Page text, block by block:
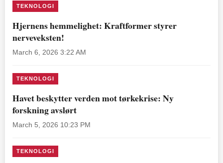
TEKNOLOGI
Hjernens hemmelighet: Kraftformer styrer
nerveveksten!
March 6, 2026 3:22 AM
TEKNOLOGI
Havet beskytter verden mot tørkekrise: Ny
forskning avslørt
March 5, 2026 10:23 PM
TEKNOLOGI